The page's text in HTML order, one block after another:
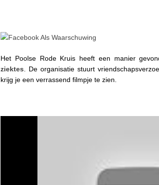
Het Poolse Rode Kruis heeft een manier
ziektes . De organisatie stuurt
krijg je een verrassend filmpje te zien.